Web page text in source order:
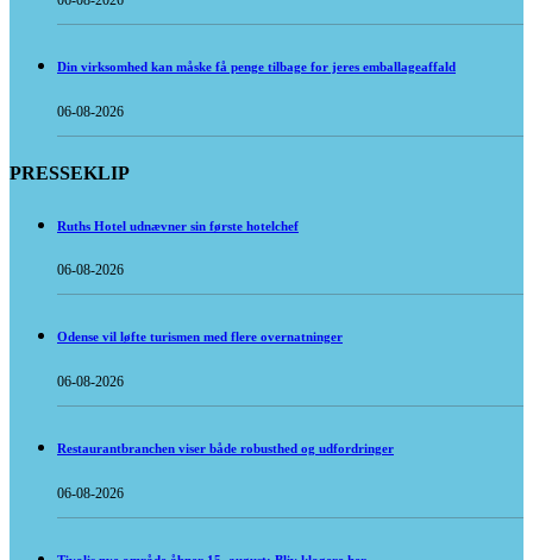
Din virksomhed kan måske få penge tilbage for jeres emballageaffald
06-08-2026
PRESSEKLIP
Ruths Hotel udnævner sin første hotelchef
06-08-2026
Odense vil løfte turismen med flere overnatninger
06-08-2026
Restaurantbranchen viser både robusthed og udfordringer
06-08-2026